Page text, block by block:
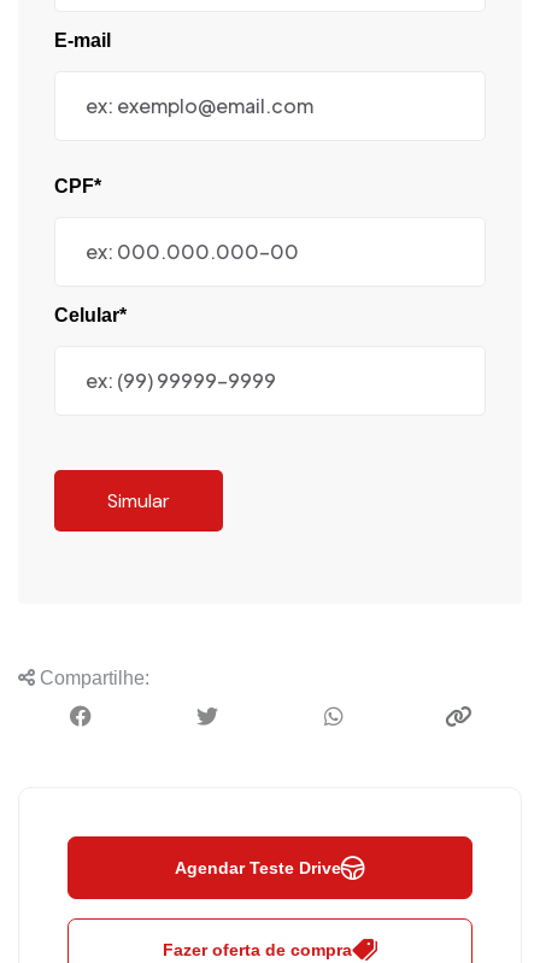
E-mail
CPF*
Celular*
Simular
Compartilhe:
Agendar Teste Drive
Fazer oferta de compra